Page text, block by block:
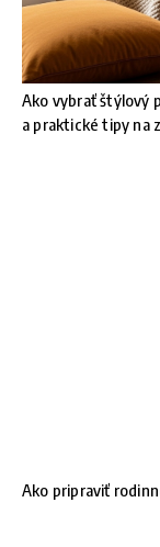
Ako vybrať štýlový
a praktické tipy na
Ako pripraviť